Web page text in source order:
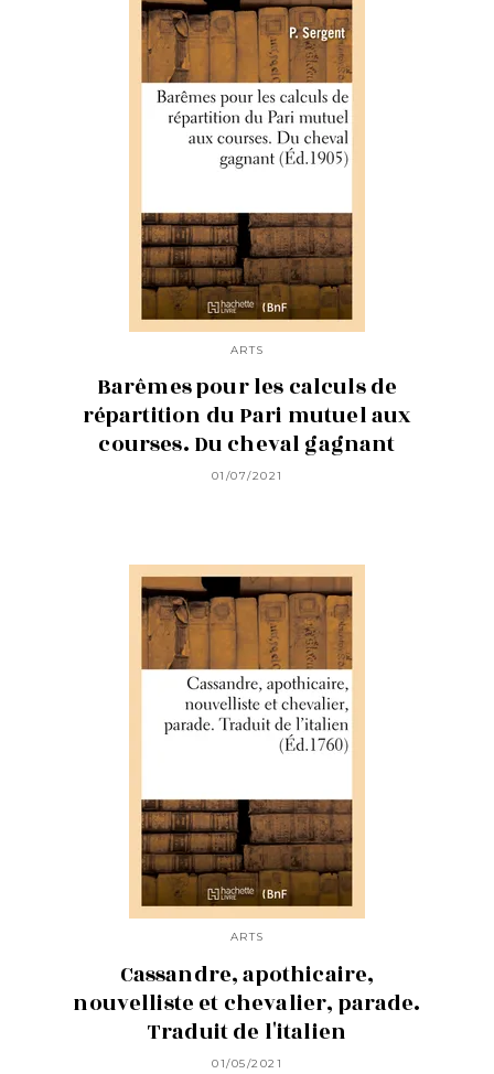
ARTS
Barêmes pour les calculs de
répartition du Pari mutuel aux
courses. Du cheval gagnant
01/07/2021
ARTS
Cassandre, apothicaire,
nouvelliste et chevalier, parade.
Traduit de l'italien
01/05/2021